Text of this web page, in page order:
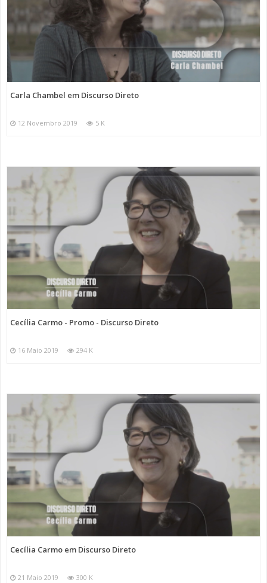
Carla Chambel em Discurso Direto
12 Novembro 2019 5 K
Cecília Carmo - Promo - Discurso Direto
16 Maio 2019 294 K
Cecília Carmo em Discurso Direto
21 Maio 2019 300 K